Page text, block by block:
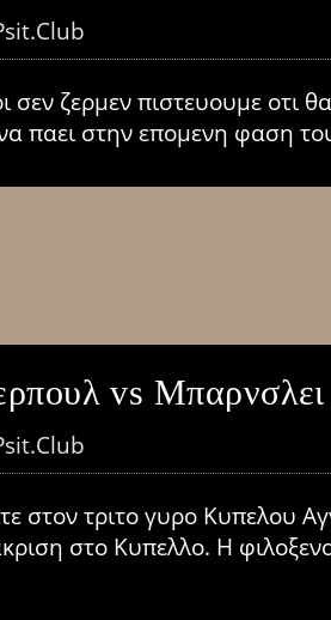
σεν ζερμεν πιστευουμε οτι
παει στην επομενη φαση
vs Μπαρνσλει
στον τριτο γυρο Κυπελου
στο Κυπελλο. Η